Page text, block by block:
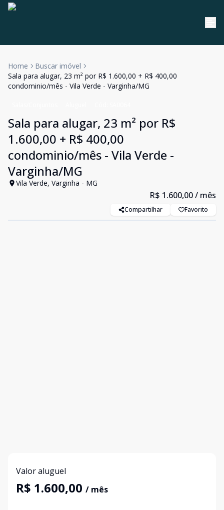
Home
Buscar imóvel
Sala para alugar, 23 m² por R$ 1.600,00 + R$ 400,00
condominio/mês - Vila Verde - Varginha/MG
Sala para alugar, 23 m² por R$
1.600,00 + R$ 400,00
condominio/mês - Vila Verde -
Varginha/MG
Vila Verde, Varginha - MG
R$ 1.600,00/ mês
Compartilhar Favorito
Valor aluguel
R$ 1.600,00 / mês